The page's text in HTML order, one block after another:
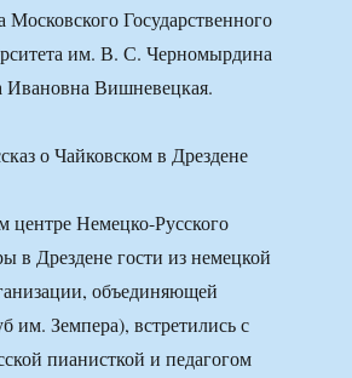
Московского Государственного
им. В. С. Черномырдина
Ивановна Вишневецкая.
о Чайковском в Дрездене
центре Немецко-Русского
в Дрездене гости из немецкой
объединяющей
им. Земпера), встретились с
пианисткой и педагогом